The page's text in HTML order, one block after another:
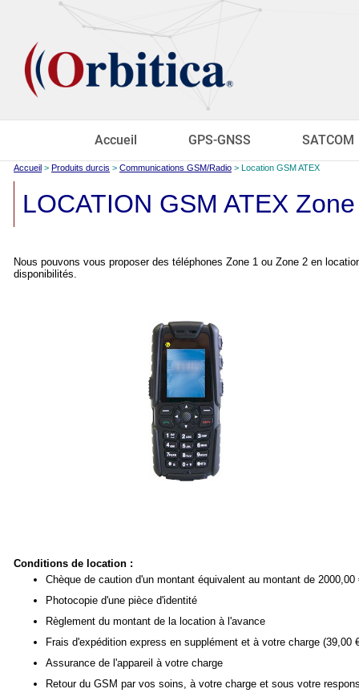
Accueil GPS-GNSS SATCOM
Accueil > Produits durcis > Communications GSM/Radio > Location GSM ATEX
LOCATION GSM ATEX
Nous pouvons vous proposer des téléphones Zone 1 ou Zone 2 en
disponibilités.
Conditions de location :
Chèque de caution d'un montant équivalent au montant de 2000,00
Photocopie d'une pièce d'identité
Règlement du montant de la location à l'avance
Frais d'expédition express en supplément et à votre charge (39,00
Assurance de l'appareil à votre charge
Retour du GSM par vos soins, à votre charge et sous votre